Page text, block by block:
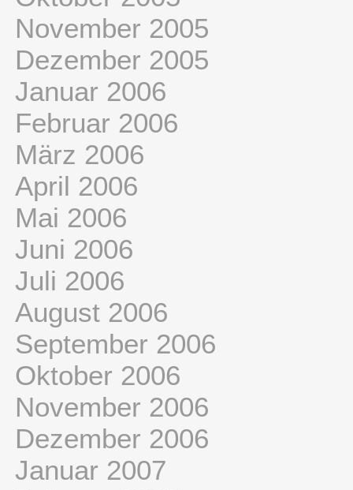
November 2005
Dezember 2005
Januar 2006
Februar 2006
März 2006
April 2006
Mai 2006
Juni 2006
Juli 2006
August 2006
September 2006
Oktober 2006
November 2006
Dezember 2006
Januar 2007